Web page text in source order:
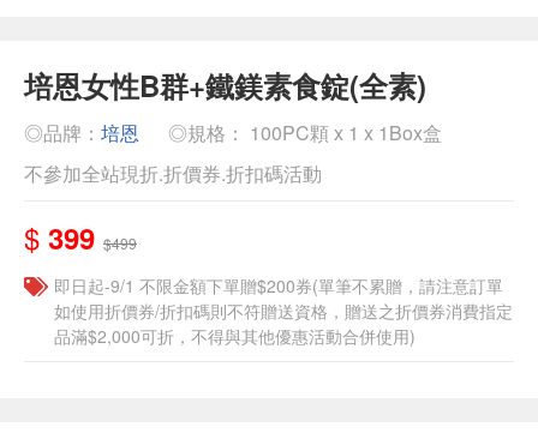
培恩女性B群+鐵鎂素食錠(全素)
◎品牌： 培恩
◎規格： 100PC顆 x 1 x 1Box盒
不參加全站現折.折價券.折扣碼活動
$ 399 $499
即日起-9/1 不限金額下單贈$200券(單筆不累贈，請注意訂單
如使用折價券/折扣碼則不符贈送資格，贈送之折價券消費指定
品滿$2,000可折，不得與其他優惠活動合併使用)